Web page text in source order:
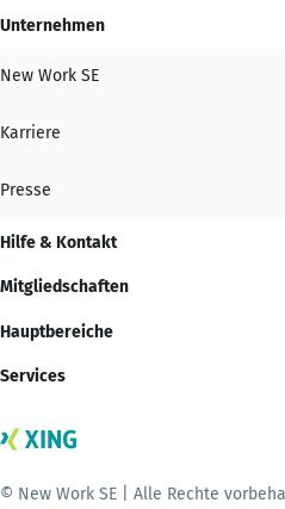
Unternehmen
New Work SE
Karriere
Presse
Hilfe & Kontakt
Mitgliedschaften
Hauptbereiche
Services
© New Work SE | Alle Rechte